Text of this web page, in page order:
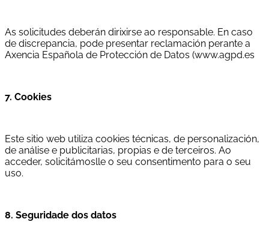
As solicitudes deberán dirixirse ao responsable. En caso
de discrepancia, pode presentar reclamación perante a
Axencia Española de Protección de Datos (www.agpd.es
7. Cookies
Este sitio web utiliza cookies técnicas, de personalización,
de análise e publicitarias, propias e de terceiros. Ao
acceder, solicitámoslle o seu consentimento para o seu
uso.
8. Seguridade dos datos